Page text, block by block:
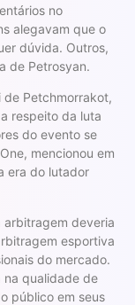
no
alegavam que o
dúvida. Outros,
de Petrosyan.
de Petchmorrakot,
respeito da luta
do evento se
mencionou em
era do lutador
arbitragem deveria
esportiva
do mercado.
na qualidade de
público em seus